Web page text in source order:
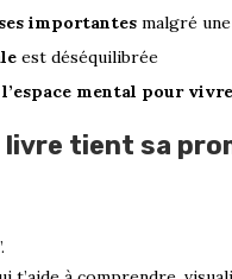
importantes malgré
est déséquilibrée
mental pour
livre tient sa